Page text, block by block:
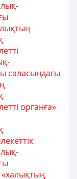
саласындағы
органға»
«халықтың